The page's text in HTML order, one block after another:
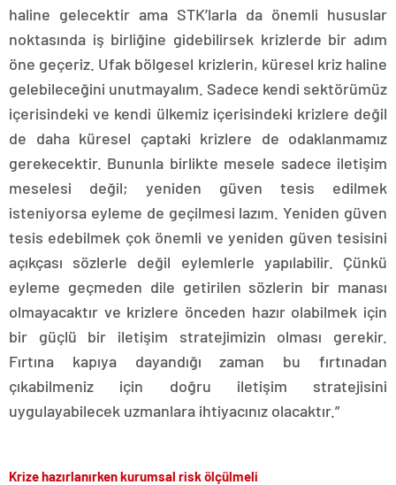
haline gelecektir ama STK’larla da önemli hususlar
noktasında iş birliğine gidebilirsek krizlerde bir adım
öne geçeriz. Ufak bölgesel krizlerin, küresel kriz haline
gelebileceğini unutmayalım. Sadece kendi sektörümüz
içerisindeki ve kendi ülkemiz içerisindeki krizlere değil
de daha küresel çaptaki krizlere de odaklanmamız
gerekecektir. Bununla birlikte mesele sadece iletişim
meselesi değil; yeniden güven tesis edilmek
isteniyorsa eyleme de geçilmesi lazım. Yeniden güven
tesis edebilmek çok önemli ve yeniden güven tesisini
açıkçası sözlerle değil eylemlerle yapılabilir. Çünkü
eyleme geçmeden dile getirilen sözlerin bir manası
olmayacaktır ve krizlere önceden hazır olabilmek için
bir güçlü bir iletişim stratejimizin olması gerekir.
Fırtına kapıya dayandığı zaman bu fırtınadan
çıkabilmeniz için doğru iletişim stratejisini
uygulayabilecek uzmanlara ihtiyacınız olacaktır.”
Krize hazırlanırken kurumsal risk ölçülmeli